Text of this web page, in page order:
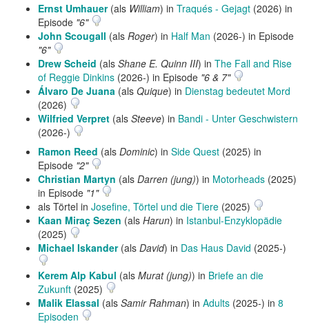
Ernst Umhauer(als William) in Traqués - Gejagt (2026) in
Episode "6"
John Scougall (als Roger) in Half Man (2026-) in Episode
"6"
Drew Scheid (als Shane E. Quinn III) in The Fall and Rise
of Reggie Dinkins (2026-) in Episode "6 & 7"
Álvaro De Juana (als Quique) in Dienstag bedeutet Mord
(2026)
Wilfried Verpret (als Steeve) in Bandi - Unter Geschwistern
(2026-)
Ramon Reed (als Dominic) in Side Quest (2025) in
Episode "2"
Christian Martyn (als Darren (jung)) in Motorheads (2025)
in Episode "1"
als Törtel in Josefine, Törtel und die Tiere (2025)
Kaan Miraç Sezen (als Harun) in Istanbul-Enzyklopädie
(2025)
Michael Iskander(als David) in Das Haus David (2025-)
Kerem Alp Kabul (als Murat (jung)) in Briefe an die
Zukunft (2025)
Malik Elassal (als Samir Rahman) in Adults (2025-) in 8
Episoden